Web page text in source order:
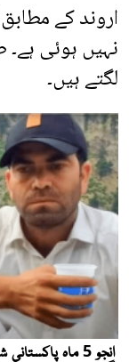
اروند کے
نہیں ہوئی
لگتے ہیں۔